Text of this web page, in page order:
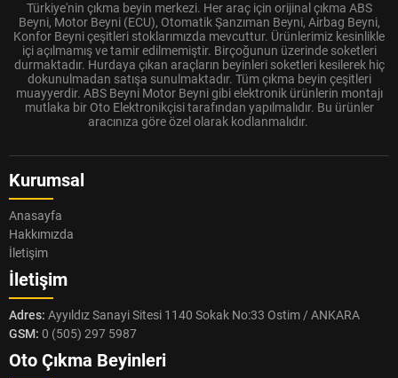
Türkiye'nin çıkma beyin merkezi. Her araç için orijinal çıkma ABS
Beyni, Motor Beyni (ECU), Otomatik Şanzıman Beyni, Airbag Beyni,
Konfor Beyni çeşitleri stoklarımızda mevcuttur. Ürünlerimiz kesinlikle
içi açılmamış ve tamir edilmemiştir. Birçoğunun üzerinde soketleri
durmaktadır. Hurdaya çıkan araçların beyinleri soketleri kesilerek hiç
dokunulmadan satışa sunulmaktadır. Tüm çıkma beyin çeşitleri
muayyerdir. ABS Beyni Motor Beyni gibi elektronik ürünlerin montajı
mutlaka bir Oto Elektronikçisi tarafından yapılmalıdır. Bu ürünler
aracınıza göre özel olarak kodlanmalıdır.
Kurumsal
Anasayfa
Hakkımızda
İletişim
İletişim
Adres: Ayyıldız Sanayi Sitesi 1140 Sokak No:33 Ostim / ANKARA
GSM: 0 (505) 297 5987
Oto Çıkma Beyinleri